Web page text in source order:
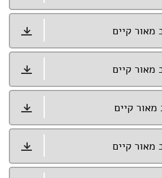
מאור קיים
מאור קיים
מאור קיים
מאור קיים